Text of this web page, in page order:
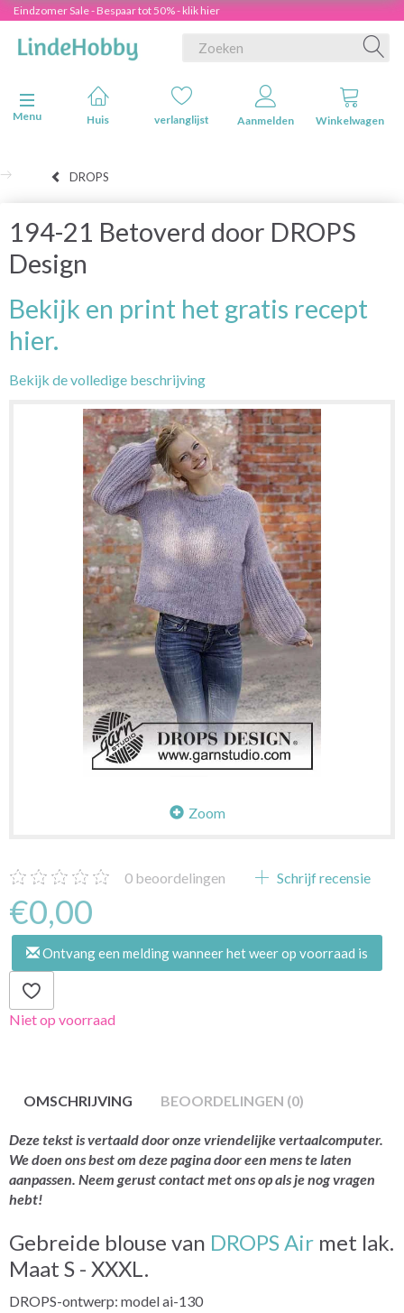
Eindzomer Sale - Bespaar tot 50% - klik hier
Navigatie in-/uitschakelen
Menu
Huis verlanglijst Aanmelden Winkelwagen
DROPS
194-21 Betoverd door DROPS
Design
Bekijk en print het gratis recept
hier.
Bekijk de volledige beschrijving
Zoom
0 beoordelingen Schrijf recensie
€0,00
Ontvang een melding wanneer het weer op voorraad is
Niet op voorraad
OMSCHRIJVING BEOORDELINGEN (0)
Deze tekst is vertaald door onze vriendelijke vertaalcomputer.
We doen ons best om deze pagina door een mens te laten
aanpassen. Neem gerust contact met ons op als je nog vragen
hebt!
Gebreide blouse van DROPS Air met lak.
Maat S - XXXL.
DROPS-ontwerp: model ai-130